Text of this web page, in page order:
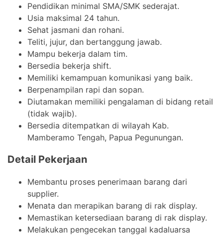
Pendidikan minimal SMA/SMK sederajat.
Usia maksimal 24 tahun.
Sehat jasmani dan rohani.
Teliti, jujur, dan bertanggung jawab.
Mampu bekerja dalam tim.
Bersedia bekerja shift.
Memiliki kemampuan komunikasi yang baik.
Berpenampilan rapi dan sopan.
Diutamakan memiliki pengalaman di bidang retail
(tidak wajib).
Bersedia ditempatkan di wilayah Kab.
Mamberamo Tengah, Papua Pegunungan.
Detail Pekerjaan
Membantu proses penerimaan barang dari
supplier.
Menata dan merapikan barang di rak display.
Memastikan ketersediaan barang di rak display.
Melakukan pengecekan tanggal kadaluarsa